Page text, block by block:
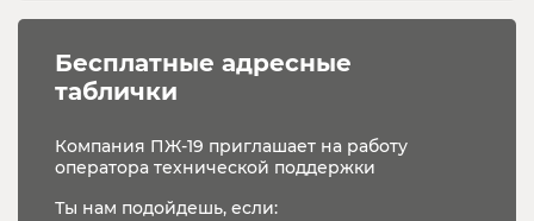
Бесплатные адресные
таблички
Компания ПЖ-19 приглашает на работу
оператора технической поддержки
Ты нам подойдешь, если: